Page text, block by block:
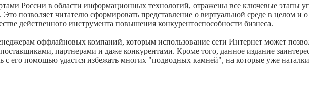
России в области информационных технологий, отражены все ключевые этапы
позволяет читателю сформировать представление о виртуальной среде в целом и
действенного инструмента повышения конкурентоспособности бизнеса.
оффлайновых компаний, которым использование сети Интернет может
партнерами и даже конкурентами. Кроме того, данное издание
с его помощью удастся избежать многих "подводных камней", на которые уже